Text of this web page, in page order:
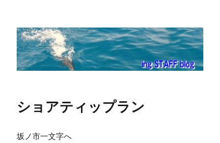
ing STAFF blog
ショアティップラン
坂ノ市一文字へ